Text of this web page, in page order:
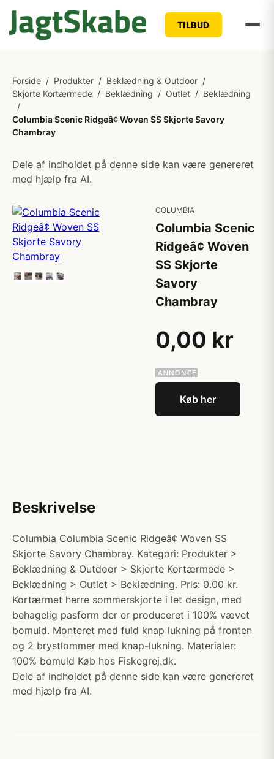
TILBUD
Forside / Produkter / Beklædning & Outdoor /
Skjorte Kortærmede / Beklædning / Outlet / Beklædning
/
Columbia Scenic Ridgeâ¢ Woven SS Skjorte Savory
Chambray
Dele af indholdet på denne side kan være genereret
med hjælp fra AI.
COLUMBIA
Columbia Scenic
Ridgeâ¢ Woven
SS Skjorte
Savory
Chambray
0,00 kr
Køb her
Beskrivelse
Columbia Columbia Scenic Ridgeâ¢ Woven SS
Skjorte Savory Chambray. Kategori: Produkter >
Beklædning & Outdoor > Skjorte Kortærmede >
Beklædning > Outlet > Beklædning. Pris: 0.00 kr.
Kortærmet herre sommerskjorte i let design, med
behagelig pasform der er produceret i 100% vævet
bomuld. Monteret med fuld knap lukning på fronten
og 2 brystlommer med knap-lukning. Materialer:
100% bomuld Køb hos Fiskegrej.dk.
Dele af indholdet på denne side kan være genereret
med hjælp fra AI.